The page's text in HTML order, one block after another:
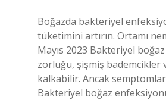
Boğazda bakteriyel
tüketimini artırın. Ortamı
Mayıs 2023 Bakteriyel
zorluğu, şişmiş
kalkabilir. Ancak
Bakteriyel boğaz